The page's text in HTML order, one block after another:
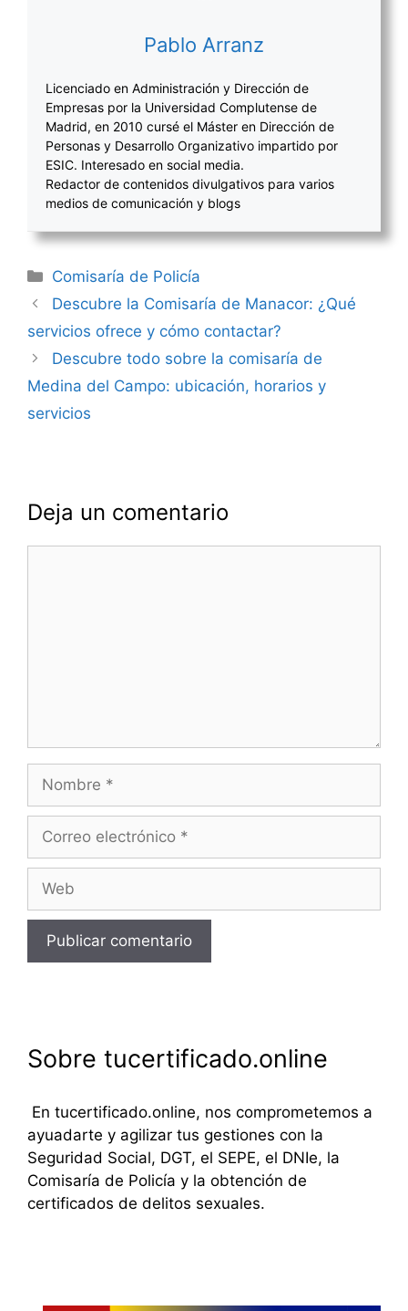
Pablo Arranz
Licenciado en Administración y Dirección de
Empresas por la Universidad Complutense de
Madrid, en 2010 cursé el Máster en Dirección de
Personas y Desarrollo Organizativo impartido por
ESIC. Interesado en social media.
Redactor de contenidos divulgativos para varios
medios de comunicación y blogs
Categorías
Comisaría de Policía
Navegación
Descubre la Comisaría de Manacor: ¿Qué
servicios ofrece y cómo contactar?
Descubre todo sobre la comisaría de
Medina del Campo: ubicación, horarios y
servicios
Deja un comentario
electrónico
Sobre tucertificado.online
En tucertificado.online, nos comprometemos a
ayuadarte y agilizar tus gestiones con la
Seguridad Social, DGT, el SEPE, el DNIe, la
Comisaría de Policía y la obtención de
certificados de delitos sexuales.